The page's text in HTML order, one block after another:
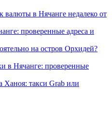
в Нячанге недалеко от
проверенные адреса и
на остров Орхидей?
в Нячанге: проверенные
Ханоя: такси Grab или